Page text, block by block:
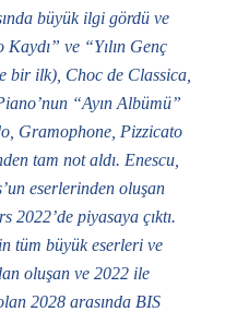
büyük ilgi gördü ve
ve “Yılın Genç
bir ilk), Choc de Classica,
’nun “Ayın Albümü”
Gramophone, Pizzicato
tam not aldı. Enescu,
eserlerinden oluşan
2022’de piyasaya çıktı.
tüm büyük eserleri ve
oluşan ve 2022 ile
2028 arasında BIS